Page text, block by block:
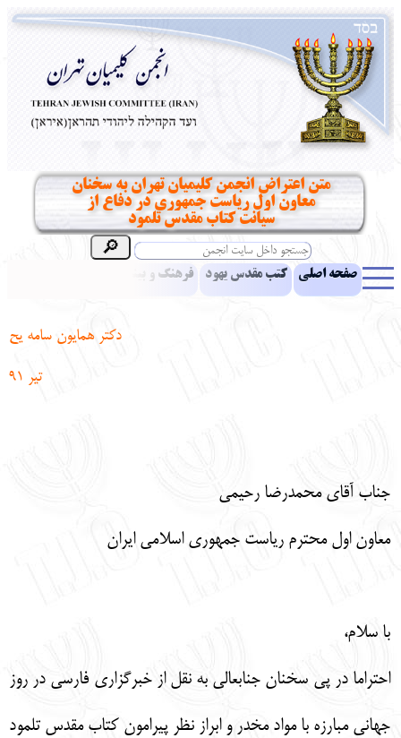
متن اعتراض انجمن کلیمیان تهران به سخنان
معاون اول ریاست جمهوری در دفاع از
سیانت کتاب مقدس تلمود
صفحه اصلی کتب مقدس یهود فرهنگ و بینش یهود
دکتر همایون سامه یح
تیر
جناب آقای محمدرضا رحیمی
معاون اول محترم ریاست جمهوری اسلامی ایران
با سلام،
احتراما در پی سخنان جنابعالی به نقل از خبرگزاری فارسی در روز
جهانی مبارزه با مواد مخدر و ابراز نظر پیرامون کتاب مقدس تلمود